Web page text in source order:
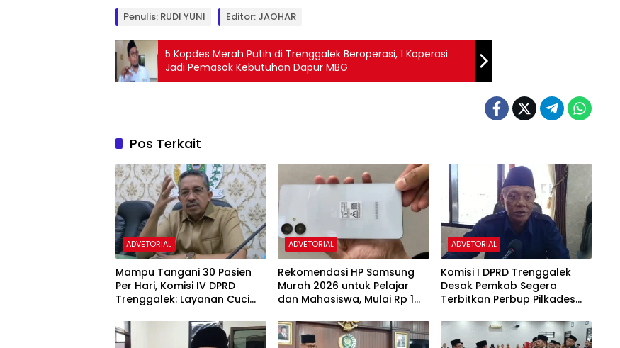
Penulis: RUDI YUNI Editor: JAOHAR
5 Kopdes Merah Putih di Trenggalek Beroperasi, 1 Koperasi
Jadi Pemasok Kebutuhan Dapur MBG
Pos Terkait
ADVETORIAL
Mampu Tangani 30 Pasien
Per Hari, Komisi IV DPRD
Trenggalek: Layanan Cuci
Segera Beroperasi
ADVETORIAL
Rekomendasi HP Samsung
Murah 2026 untuk Pelajar
dan Mahasiswa, Mulai Rp 1
ADVETORIAL
Komisi I DPRD Trenggalek
Desak Pemkab Segera
Terbitkan Perbup Pilkades